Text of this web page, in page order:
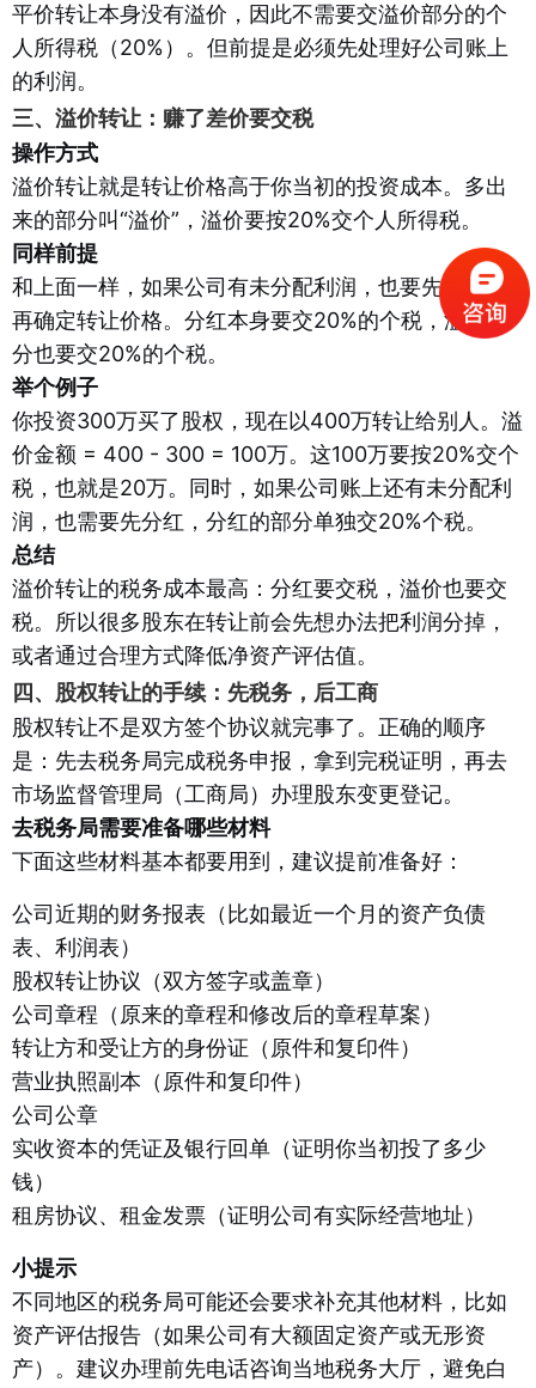
平价转让本身没有溢价，因此不需要交溢价部分的个
人所得税（20%）。但前提是必须先处理好公司账上
的利润。
三、溢价转让：赚了差价要交税
操作方式
溢价转让就是转让价格高于你当初的投资成本。多出
来的部分叫“溢价”，溢价要按20%交个人所得税。
同样前提
和上面一样，如果公司有未分配利润，也要先分红，
再确定转让价格。分红本身要交20%的个税，溢价部
分也要交20%的个税。
举个例子
你投资300万买了股权，现在以400万转让给别人。溢
价金额 = 400 - 300 = 100万。这100万要按20%交个
税，也就是20万。同时，如果公司账上还有未分配利
润，也需要先分红，分红的部分单独交20%个税。
总结
溢价转让的税务成本最高：分红要交税，溢价也要交
税。所以很多股东在转让前会先想办法把利润分掉，
或者通过合理方式降低净资产评估值。
四、股权转让的手续：先税务，后工商
股权转让不是双方签个协议就完事了。正确的顺序
是：先去税务局完成税务申报，拿到完税证明，再去
市场监督管理局（工商局）办理股东变更登记。
去税务局需要准备哪些材料
下面这些材料基本都要用到，建议提前准备好：
公司近期的财务报表（比如最近一个月的资产负债
表、利润表）
股权转让协议（双方签字或盖章）
公司章程（原来的章程和修改后的章程草案）
转让方和受让方的身份证（原件和复印件）
营业执照副本（原件和复印件）
公司公章
实收资本的凭证及银行回单（证明你当初投了多少
钱）
租房协议、租金发票（证明公司有实际经营地址）
小提示
不同地区的税务局可能还会要求补充其他材料，比如
资产评估报告（如果公司有大额固定资产或无形资
产）。建议办理前先电话咨询当地税务大厅，避免白